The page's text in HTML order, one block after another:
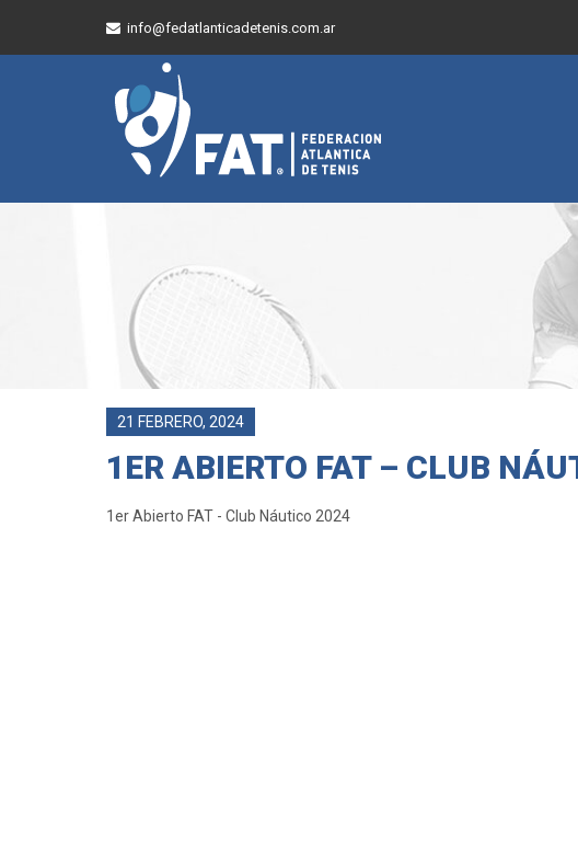
info@fedatlanticadetenis.com.ar
21 FEBRERO, 2024
1ER ABIERTO FAT – CLUB
1er Abierto FAT - Club Náutico 2024